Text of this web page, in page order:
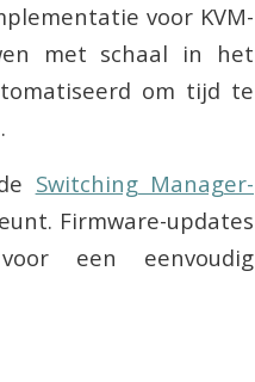
voor KVM-
met schaal in het
om tijd te
Switching Manager-
Firmware-updates
een eenvoudig